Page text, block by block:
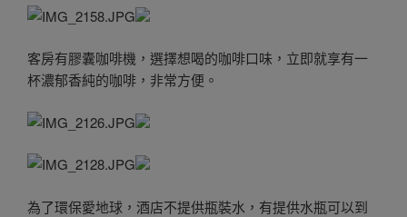
客房有膠囊咖啡機，選擇想喝的咖啡口味，立即就享有一
杯濃郁香純的咖啡，非常方便。
為了環保愛地球，酒店不提供瓶裝水，有提供水瓶可以到